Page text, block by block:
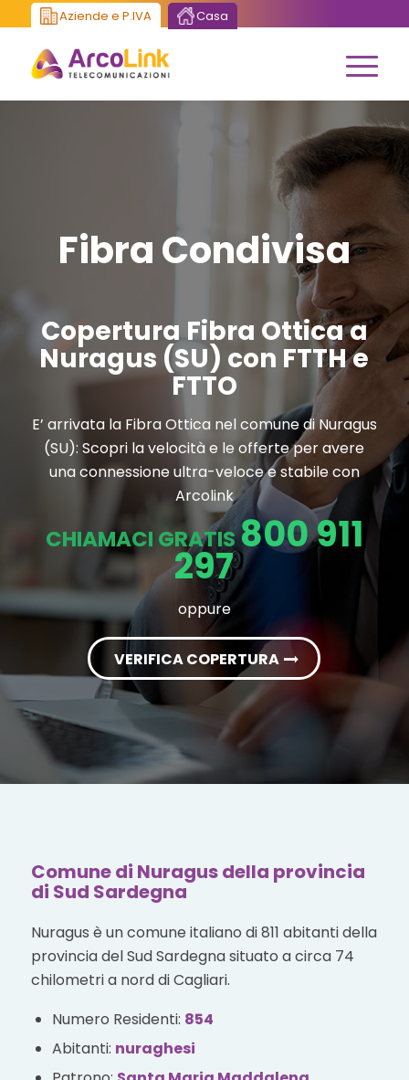
Aziende e P.IVA Casa
Fibra Condivisa
Copertura Fibra Ottica a
Nuragus (SU) con FTTH e
FTTO
E’ arrivata la Fibra Ottica nel comune di Nuragus
(SU): Scopri la velocità e le offerte per avere
una connessione ultra-veloce e stabile con
Arcolink
CHIAMACI GRATIS800 911
297
oppure
VERIFICA COPERTURA
Comune di Nuragus della provincia
di Sud Sardegna
Nuragus è un comune italiano di 811 abitanti della
provincia del Sud Sardegna situato a circa 74
chilometri a nord di Cagliari.
Numero Residenti: 854
Abitanti: nuraghesi